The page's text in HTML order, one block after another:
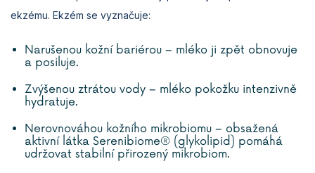
ekzému. Ekzém se vyznačuje:
Narušenou kožní bariérou – mléko ji zpět obnovuje
a posiluje.
Zvýšenou ztrátou vody – mléko pokožku intenzivně
hydratuje.
Nerovnováhou kožního mikrobiomu – obsažená
aktivní látka Serenibiome® (glykolipid) pomáhá
udržovat stabilní přirozený mikrobiom.